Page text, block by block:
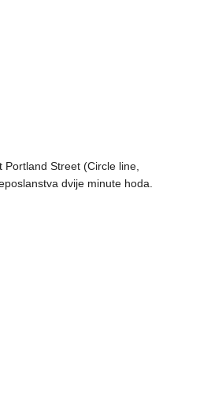
Street (Circle line,
dvije minute hoda.